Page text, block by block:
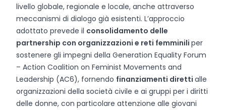
livello globale, regionale e locale, anche attraverso
meccanismi di dialogo già esistenti. L’approccio
adottato prevede il consolidamento delle
partnership con organizzazioni e reti femminili per
sostenere gli impegni della Generation Equality Forum
– Action Coalition on Feminist Movements and
Leadership (AC6), fornendo finanziamenti diretti alle
organizzazioni della società civile e ai gruppi per i diritti
delle donne, con particolare attenzione alle giovani